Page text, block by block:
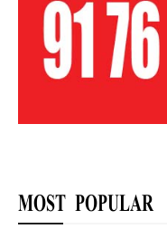
MOST POPULAR